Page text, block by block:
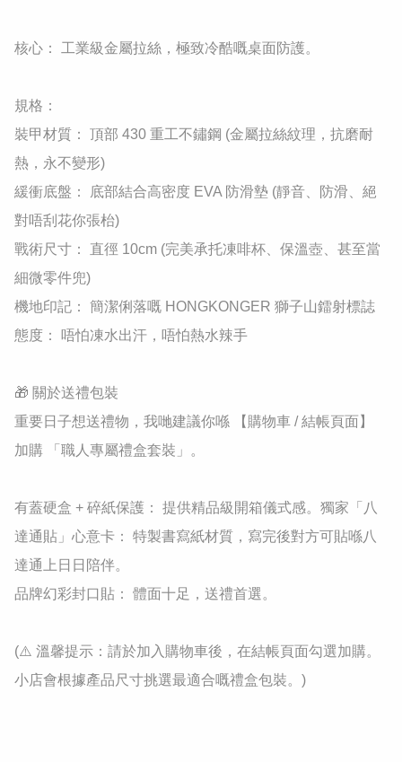
​核心： 工業級金屬拉絲，極致冷酷嘅桌面防護。
​規格：
​裝甲材質： 頂部 430 重工不鏽鋼 (金屬拉絲紋理，抗磨耐
熱，永不變形)
​緩衝底盤： 底部結合高密度 EVA 防滑墊 (靜音、防滑、絕
對唔刮花你張枱)
​戰術尺寸： 直徑 10cm (完美承托凍啡杯、保溫壺、甚至當
細微零件兜)
​機地印記： 簡潔俐落嘅 HONGKONGER 獅子山鐳射標誌
​態度： 唔怕凍水出汗，唔怕熱水辣手
🎁 關於送禮包裝
重要日子想送禮物，我哋建議你喺 【購物車 / 結帳頁面】
加購 「職人專屬禮盒套裝」。
有蓋硬盒 + 碎紙保護： 提供精品級開箱儀式感。獨家「八
達通貼」心意卡： 特製書寫紙材質，寫完後對方可貼喺八
達通上日日陪伴。
品牌幻彩封口貼： 體面十足，送禮首選。
(⚠️ 溫馨提示：請於加入購物車後，在結帳頁面勾選加購。
小店會根據產品尺寸挑選最適合嘅禮盒包裝。)